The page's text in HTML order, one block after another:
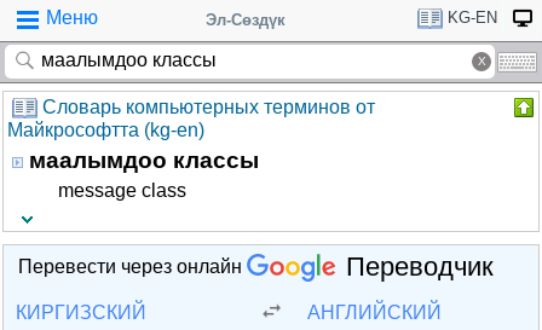
Меню Эл-Сөздүк KG-EN
Словарь компьютерных терминов от
Майкрософтта (kg-en)
маалымдоо классы
message class
Перевести через онлайн Переводчик
КИРГИЗСКИЙ АНГЛИЙСКИЙ